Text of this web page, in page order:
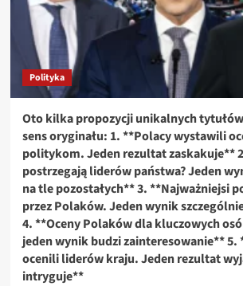
Polityka
Oto kilka propozycji unikalnych
sens oryginału: 1. **Polacy wystawili
politykom. Jeden rezultat zaskakuje**
postrzegają liderów państwa? Jeden
na tle pozostałych** 3. **Najważniejsi
przez Polaków. Jeden wynik
4. **Oceny Polaków dla kluczowych
jeden wynik budzi zainteresowanie** 5.
ocenili liderów kraju. Jeden rezultat
intryguje**